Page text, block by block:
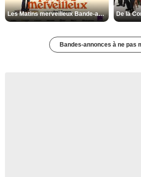
Les Matins merveilleux Bande-annonce VF
Bandes-annonces à ne pas